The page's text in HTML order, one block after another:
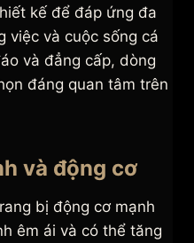
kế để đáp ứng đa
việc và cuộc sống cá
và đẳng cấp, dòng
đáng quan tâm trên
và động cơ
bị động cơ mạnh
êm ái và có thể tăng